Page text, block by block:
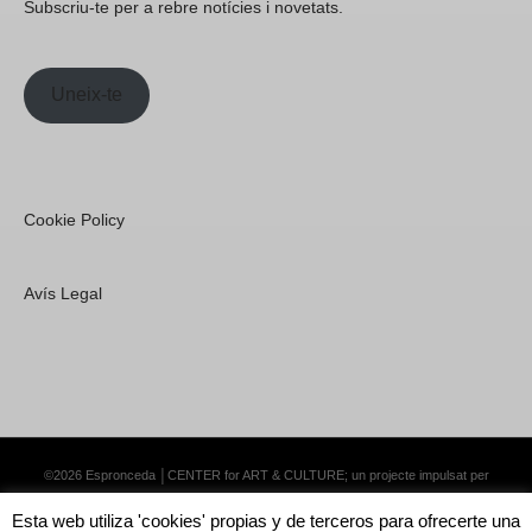
Subscriu-te per a rebre notícies i novetats.
Uneix-te
Cookie Policy
Avís Legal
©2026 Espronceda │CENTER for ART & CULTURE; un projecte impulsat per
Esta web utiliza 'cookies' propias y de terceros para ofrecerte una